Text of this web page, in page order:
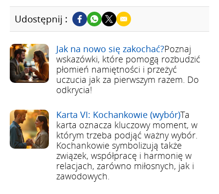
Udostępnij :
Jak na nowo się zakochać?Poznaj
wskazówki, które pomogą rozbudzić
płomień namiętności i przeżyć
uczucia jak za pierwszym razem. Do
odkrycia!
Karta VI: Kochankowie (wybór)Ta
karta oznacza kluczowy moment, w
którym trzeba podjąć ważny wybór.
Kochankowie symbolizują także
związek, współpracę i harmonię w
relacjach, zarówno miłosnych, jak i
zawodowych.